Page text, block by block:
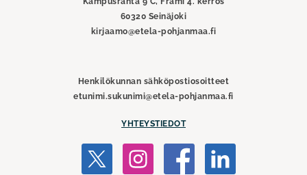
60320 Seinäjoki
kirjaamo@etela-pohjanmaa.fi
Henkilökunnan sähköpostiosoitteet
etunimi.sukunimi@etela-pohjanmaa.fi
YHTEYSTIEDOT